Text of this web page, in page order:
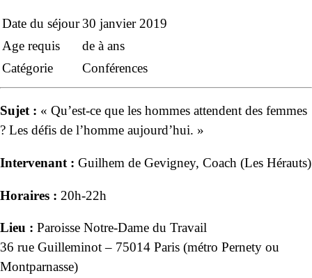
Date du séjour 30 janvier 2019
Age requis
de à ans
Catégorie
Conférences
Sujet : « Qu’est-ce que les hommes attendent des femmes
? Les défis de l’homme aujourd’hui. »
Intervenant : Guilhem de Gevigney, Coach (Les Hérauts)
Horaires : 20h-22h
Lieu : Paroisse Notre-Dame du Travail
36 rue Guilleminot – 75014 Paris (métro Pernety ou
Montparnasse)